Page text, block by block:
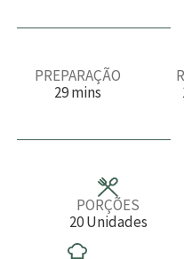
PREPARAÇÃO
29m
u
mins
PORÇÕES
20 Unidades